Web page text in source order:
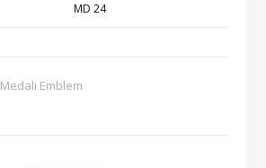
MD 24
Medali Emblem